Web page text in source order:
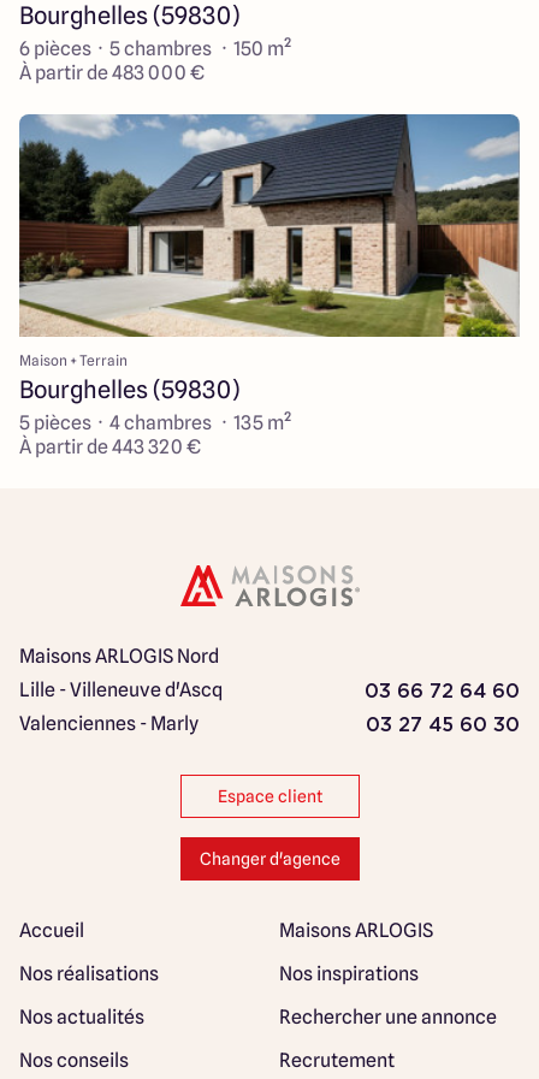
Bourghelles (59830)
6 pièces · 5 chambres · 150 m²
À partir de 483 000 €
Maison + Terrain
Bourghelles (59830)
5 pièces · 4 chambres · 135 m²
À partir de 443 320 €
Maisons ARLOGIS Nord
Lille - Villeneuve d'Ascq
03 66 72 64 60
Valenciennes - Marly 03 27 45 60 30
Espace client
Changer d'agence
Accueil
Maisons ARLOGIS
Nos réalisations
Nos inspirations
Nos actualités
Rechercher une annonce
Nos conseils
Recrutement